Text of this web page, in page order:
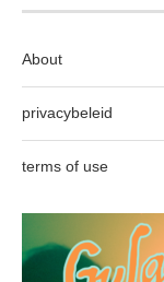
About
privacybeleid
terms of use